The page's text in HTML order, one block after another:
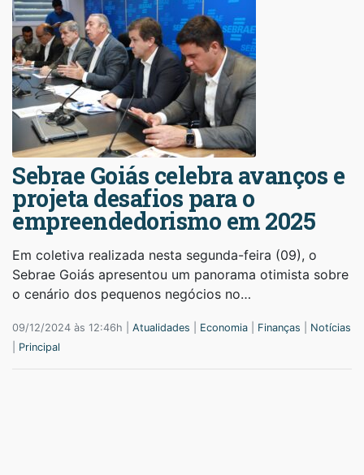
Sebrae Goiás celebra avanços e
projeta desafios para o
empreendedorismo em 2025
Em coletiva realizada nesta segunda-feira (09), o
Sebrae Goiás apresentou um panorama otimista sobre
o cenário dos pequenos negócios no…
09/12/2024 às 12:46h | Atualidades Economia Finanças
Notícias
Principal